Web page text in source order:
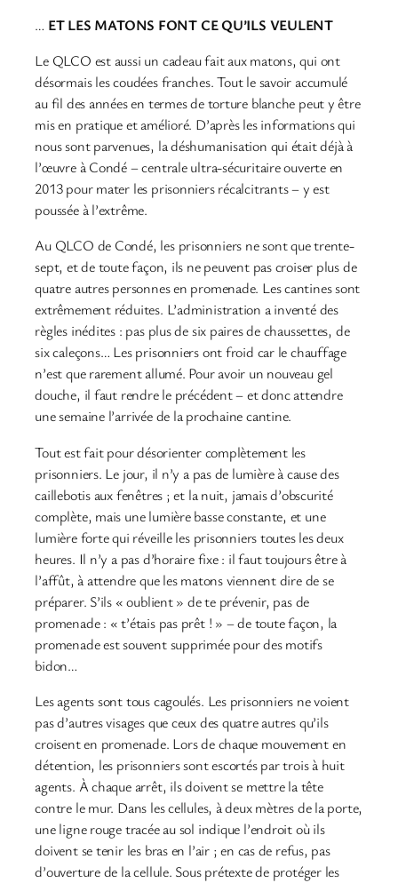
… ET LES MATONS FONT CE QU’ILS VEULENT
Le QLCO est aussi un cadeau fait aux matons, qui ont
désormais les coudées franches. Tout le savoir accumulé
au fil des années en termes de torture blanche peut y être
mis en pratique et amélioré. D’après les informations qui
nous sont parvenues, la déshumanisation qui était déjà à
l’œuvre à Condé – centrale ultra-sécuritaire ouverte en
2013 pour mater les prisonniers récalcitrants – y est
poussée à l’extrême.
Au QLCO de Condé, les prisonniers ne sont que trente-
sept, et de toute façon, ils ne peuvent pas croiser plus de
quatre autres personnes en promenade. Les cantines sont
extrêmement réduites. L’administration a inventé des
règles inédites : pas plus de six paires de chaussettes, de
six caleçons… Les prisonniers ont froid car le chauffage
n’est que rarement allumé. Pour avoir un nouveau gel
douche, il faut rendre le précédent – et donc attendre
une semaine l’arrivée de la prochaine cantine.
Tout est fait pour désorienter complètement les
prisonniers. Le jour, il n’y a pas de lumière à cause des
caillebotis aux fenêtres ; et la nuit, jamais d’obscurité
complète, mais une lumière basse constante, et une
lumière forte qui réveille les prisonniers toutes les deux
heures. Il n’y a pas d’horaire fixe : il faut toujours être à
l’affût, à attendre que les matons viennent dire de se
préparer. S’ils « oublient » de te prévenir, pas de
promenade : « t’étais pas prêt ! » – de toute façon, la
promenade est souvent supprimée pour des motifs
bidon…
Les agents sont tous cagoulés. Les prisonniers ne voient
pas d’autres visages que ceux des quatre autres qu’ils
croisent en promenade. Lors de chaque mouvement en
détention, les prisonniers sont escortés par trois à huit
agents. À chaque arrêt, ils doivent se mettre la tête
contre le mur. Dans les cellules, à deux mètres de la porte,
une ligne rouge tracée au sol indique l’endroit où ils
doivent se tenir les bras en l’air ; en cas de refus, pas
d’ouverture de la cellule. Sous prétexte de protéger les